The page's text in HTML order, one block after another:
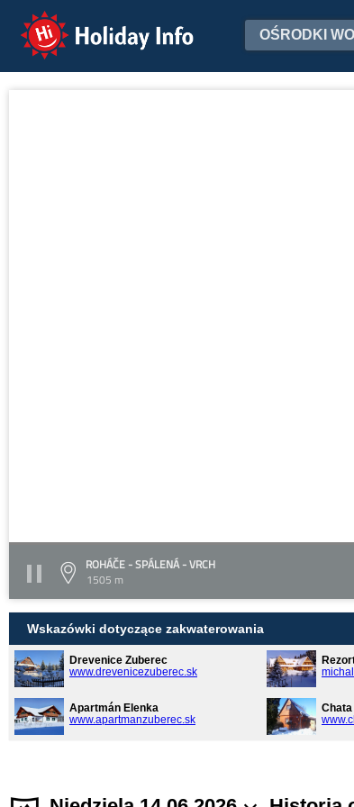
Holiday Info OŚRODKI
ROHÁČE - SPÁLENÁ - VRCH
1505 m
Wskazówki dotyczące zakwaterowania
Drevenice Zuberec
www.drevenicezuberec.sk
Apartmán Elenka
www.apartmanzuberec.sk